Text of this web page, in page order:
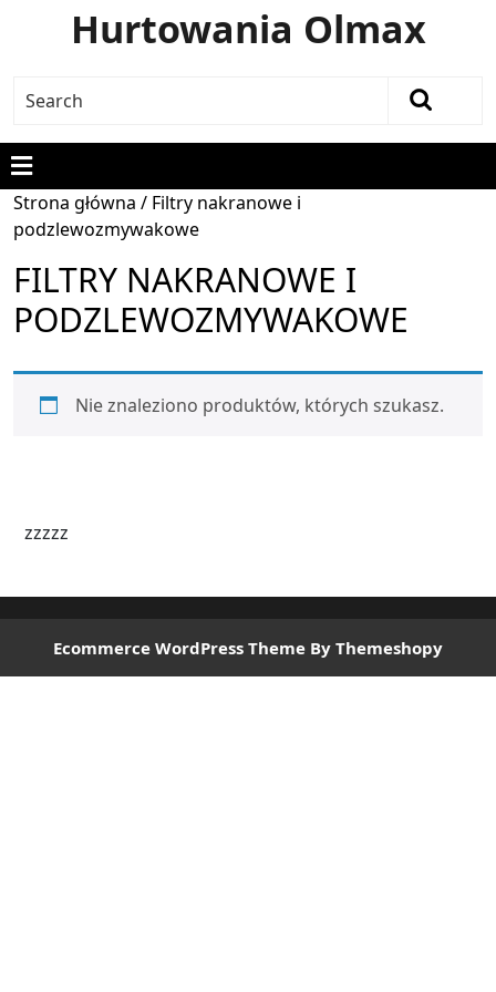
Hurtowania Olmax
Strona główna / Filtry nakranowe i
podzlewozmywakowe
FILTRY NAKRANOWE I
PODZLEWOZMYWAKOWE
Nie znaleziono produktów, których szukasz.
zzzzz
Ecommerce WordPress Theme By Themeshopy